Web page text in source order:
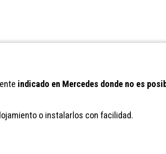
indicado en Mercedes donde no es
o instalarlos con facilidad.